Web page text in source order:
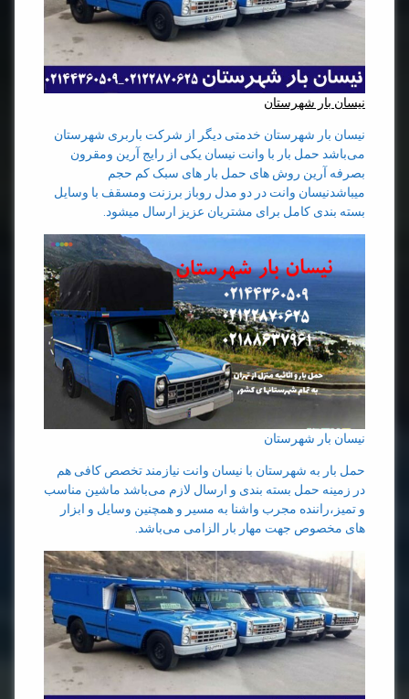
نیسان بار شهرستان
نیسان بار شهرستان خدمتی دیگر از شرکت باربری شهرستان
می‌باشد حمل بار با وانت نیسان یکی از رایج آرین ومقرون
بصرفه آرین روش های حمل بار های سبک کم حجم
میباشدنیسان وانت در دو مدل روباز برزنت ومسقف با وسایل
بسته بندی کامل برای مشتریان عزیز ارسال میشود.
نیسان بار شهرستان
حمل بار به شهرستان با نیسان وانت نیازمند تخصص کافی هم
در زمینه حمل بسته بندی و ارسال لازم می‌باشد ماشین مناسب
و تمیز،راننده مجرب واشنا به مسیر و همچنین وسایل و ابزار
های مخصوص جهت مهار بار الزامی می‌باشد.